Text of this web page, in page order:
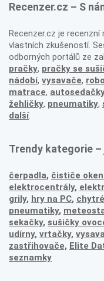
Recenzer.cz – S
Recenzer.cz je
vlastních zkušeností.
odborných portálů ze
pračky, pračky se
nádobí, vysavače,
matrace,
žehličky, pneumatiky,
další.
Trendy kategorie –
čerpadla, čističe oken
elektrocentrály,
grily, hry na PC,
pneumatiky,
sekačky, sušičky
udírny, vrtačky,
zastřihovače, Elite
seznamky